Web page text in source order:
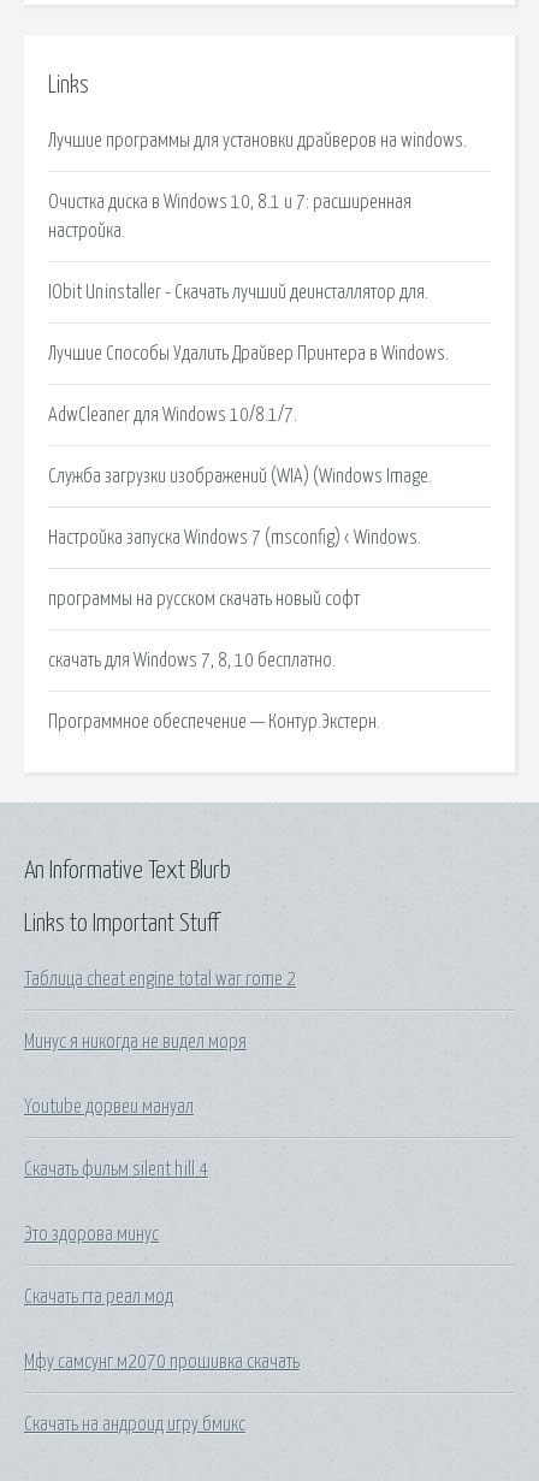
Links
Лучшие программы для установки драйверов на windows.
Очистка диска в Windows 10, 8.1 и 7: расширенная
настройка.
IObit Uninstaller - Скачать лучший деинсталлятор для.
Лучшие Способы Удалить Драйвер Принтера в Windows.
AdwCleaner для Windows 10/8.1/7.
Служба загрузки изображений (WIA) (Windows Image.
Настройка запуска Windows 7 (msconfig) ‹ Windows.
программы на русском скачать новый софт
скачать для Windows 7, 8, 10 бесплатно.
Программное обеспечение — Контур.Экстерн.
Links to Important Stuff
Таблица cheat engine total war rome 2
Минус я никогда не видел моря
Youtube дорвеи мануал
Скачать фильм silent hill 4
Это здорова минус
Скачать гта реал мод
Мфу самсунг м2070 прошивка скачать
Скачать на андроид игру бмикс
An Informative Text Blurb